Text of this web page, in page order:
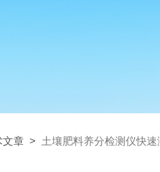
文章 > 土壤肥料养分检测仪快